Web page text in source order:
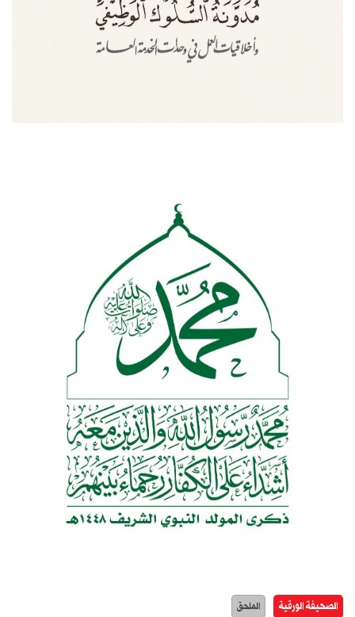
الصحيفة الورقية الملحق